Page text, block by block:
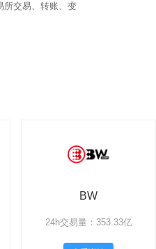
所交易、转账、变
BW
24h交易量：353.33亿